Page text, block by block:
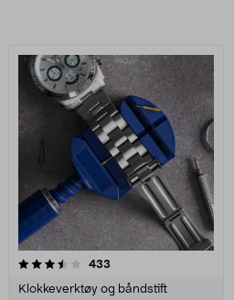
433
Klokkeverktøy og båndstift
4.5av 5 stjerner